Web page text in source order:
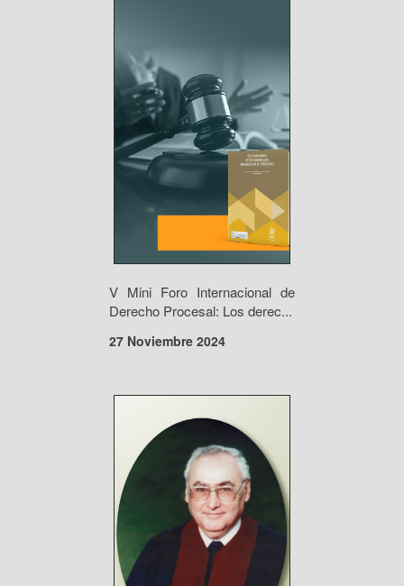
V Mini Foro Internacional de
Derecho Procesal: Los derec...
27 Noviembre 2024